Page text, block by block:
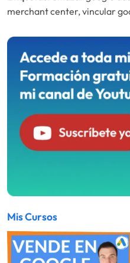
merchant center, vincular
Mis Cursos